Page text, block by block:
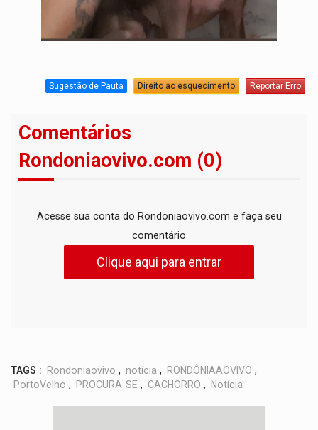
Sugestão de Pauta Direito ao esquecimento Reportar Erro
Comentários
Rondoniaovivo.com (0)
Acesse sua conta do Rondoniaovivo.com e faça seu
comentário
Clique aqui para entrar
TAGS : Rondoniaovivo , notícia , RONDÔNIAAOVIVO ,
PortoVelho , PROCURA-SE , CACHORRO , Notícia